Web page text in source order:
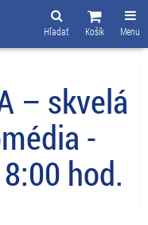
Menu
Košík
Hľadať
– skvelá
-
hod.